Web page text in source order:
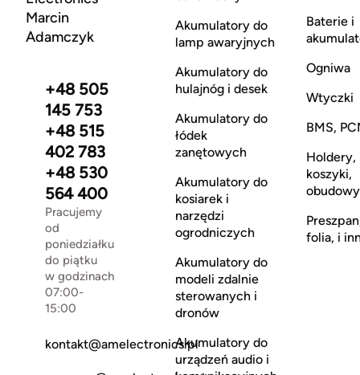
Marcin
Adamczyk
+48 505
145 753
+48 515
402 783
+48 530
564 400
Pracujemy
od
poniedziałku
do piątku
w godzinach
07:00-
15:00
kontakt@amelectronics.pl
Akumulatory do
lamp awaryjnych
Akumulatory do
hulajnóg i desek
Akumulatory do
łódek
zanętowych
Akumulatory do
kosiarek i
narzędzi
ogrodniczych
Akumulatory do
modeli zdalnie
sterowanych i
dronów
Akumulatory do
urządzeń audio i
Baterie i
Ogniwa
Wtyczki
BMS,
Holdery,
koszyki,
obudowy
folia, i